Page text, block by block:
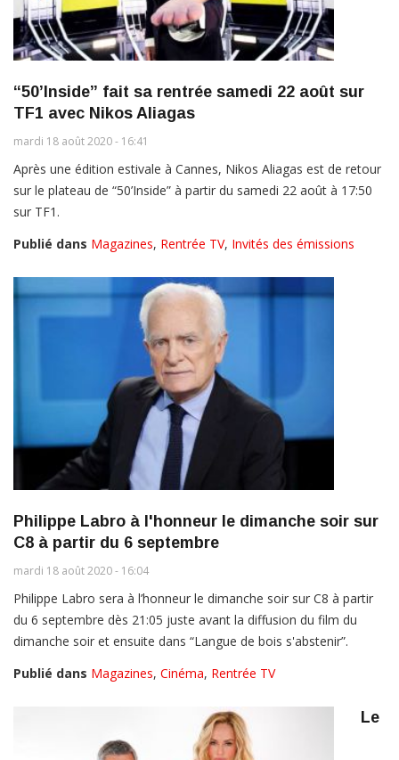
“50’Inside” fait sa rentrée samedi 22 août sur
TF1 avec Nikos Aliagas
mardi 18 août 2020 - 16:41
Après une édition estivale à Cannes, Nikos Aliagas est de retour
sur le plateau de “50’Inside” à partir du samedi 22 août à 17:50
sur TF1.
Publié dans Magazines, Rentrée TV, Invités des émissions
Philippe Labro à l'honneur le dimanche soir sur
C8 à partir du 6 septembre
mardi 18 août 2020 - 16:04
Philippe Labro sera à l’honneur le dimanche soir sur C8 à partir
du 6 septembre dès 21:05 juste avant la diffusion du film du
dimanche soir et ensuite dans “Langue de bois s'abstenir”.
Publié dans Magazines, Cinéma, Rentrée TV
Le